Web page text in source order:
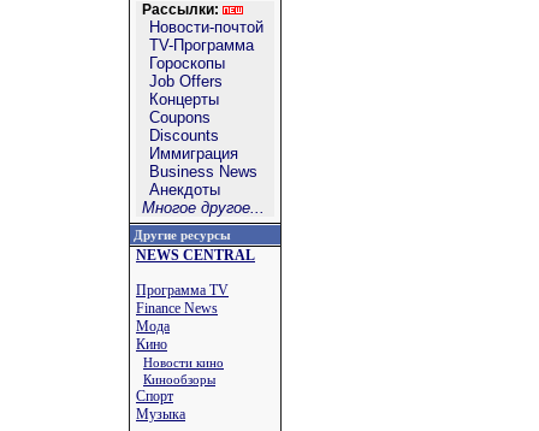
Рассылки:
Новости-почтой
TV-Программа
Гороскопы
Job Offers
Концерты
Coupons
Discounts
Иммиграция
Business News
Анекдоты
Многое другое...
Другие ресурсы
NEWS CENTRAL
Программа TV
Finance News
Мода
Кино
Новости кино
Кинообзоры
Спорт
Музыка